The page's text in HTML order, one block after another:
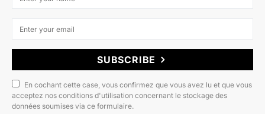
SUBSCRIBE
En cochant cette case, vous confirmez que vous avez lu et que vous
acceptez nos conditions d'utilisation concernant le stockage des
données soumises via ce formulaire.